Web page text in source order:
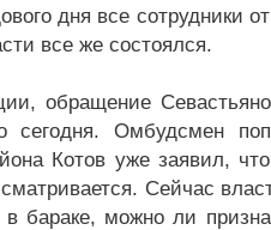
дня все сотрудники
все же состоялся.
обращение
Омбудсмен
Котов уже заявил,
Сейчас
бараке, можно ли